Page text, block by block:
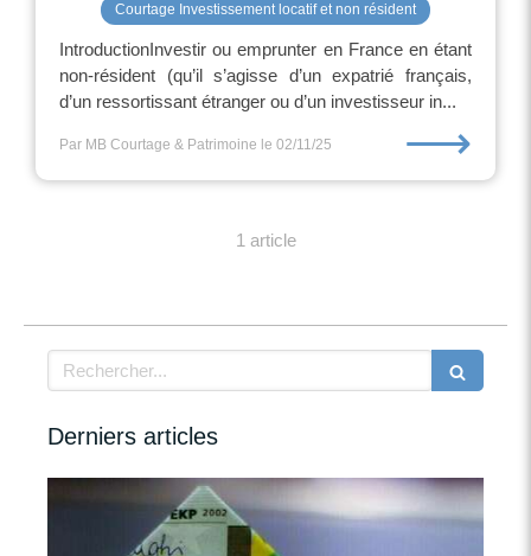
Courtage Investissement locatif et non résident
IntroductionInvestir ou emprunter en France en étant
non-résident (qu’il s’agisse d’un expatrié français,
d’un ressortissant étranger ou d’un investisseur in...
Par MB Courtage & Patrimoine le 02/11/25 ⟶
1 article
Rechercher
Derniers articles